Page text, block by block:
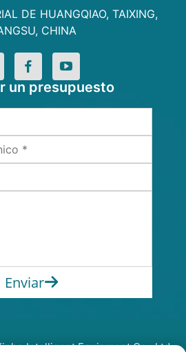
DE HUANGQIAO, TAIXING,
CHINA
un presupuesto
Enviar
Intelligent Equipment Co., Ltd.